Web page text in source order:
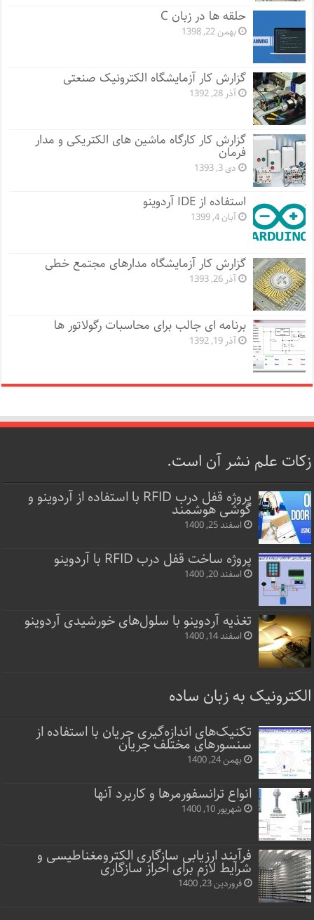
حلقه ها در زبان C
بهمن 22, 1398
گزارش کار آزمایشگاه الکترونیک صنعتی
آذر 28, 1392
گزارش کار کارگاه ماشین های الکتریکی و مدار
فرمان
دی 3, 1393
استفاده از IDE آردوینو
آبان 4, 1399
گزارش کار آزمایشگاه مدارهای مجتمع خطی
آذر 26, 1393
برنامه ای جالب برای محاسبات رگولاتور ها
آذر 19, 1392
زکات علم نشر آن است.
پروژه قفل‌ درب RFID با استفاده از آردوینو و
گوشی هوشمند
اسفند 25, 1400
پروژه ساخت قفل‌ درب RFID با آردوینو
اسفند 20, 1400
تغذیه آردوینو با سلول‌های خورشیدی آردوینو
اسفند 14, 1400
الکترونیک به زبان ساده
تکنیک‌های اندازه‌گیری جریان با استفاده از
سنسورهای مختلف جریان
بهمن 24, 1400
انواع ترانسفورمرها و کاربرد آنها
شهریور 10, 1400
فرآیند ارزیابی سازگاری الکترومغناطیسی و
شرایط لازم برای احراز سازگاری
فروردین 23, 1400